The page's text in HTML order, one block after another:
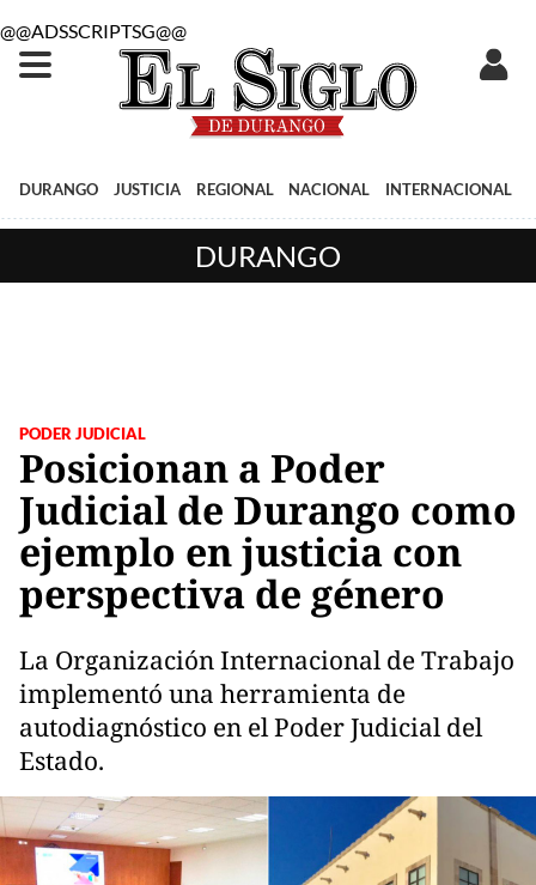
@@ADSSCRIPTSG@@
DURANGO JUSTICIA REGIONAL NACIONAL INTERNACIONAL
DURANGO
PODER JUDICIAL
Posicionan a Poder
Judicial de Durango como
ejemplo en justicia con
perspectiva de género
La Organización Internacional de Trabajo
implementó una herramienta de
autodiagnóstico en el Poder Judicial del
Estado.